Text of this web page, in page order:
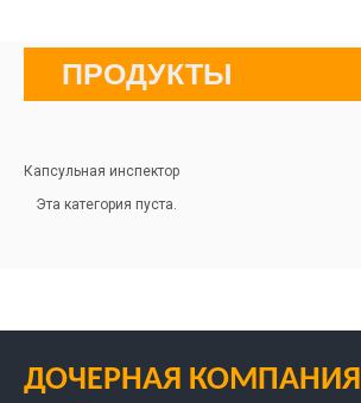
ПРОДУКТЫ
Капсульная инспектор
Эта категория пуста.
ДОЧЕРНАЯ КОМПАНИЯ